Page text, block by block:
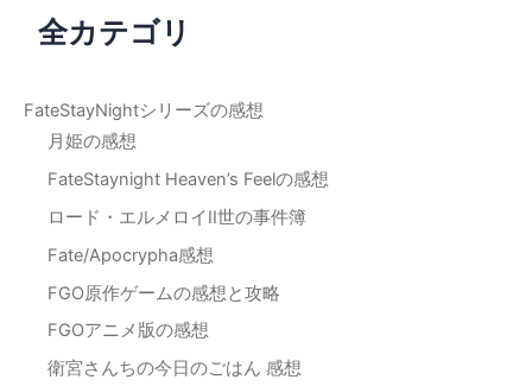
象全カテゴリ
FateStayNightシリーズの感想
月姫の感想
FateStaynight Heaven’s Feelの感想
ロード・エルメロイII世の事件簿
Fate/Apocrypha感想
FGO原作ゲームの感想と攻略
FGOアニメ版の感想
衛宮さんちの今日のごはん 感想